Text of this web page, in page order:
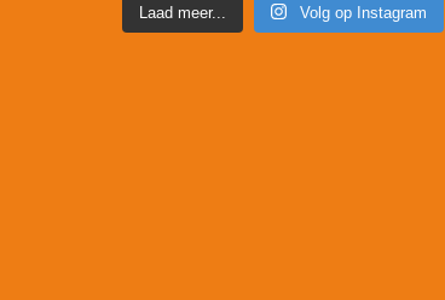
Laad meer... Volg op Instagram